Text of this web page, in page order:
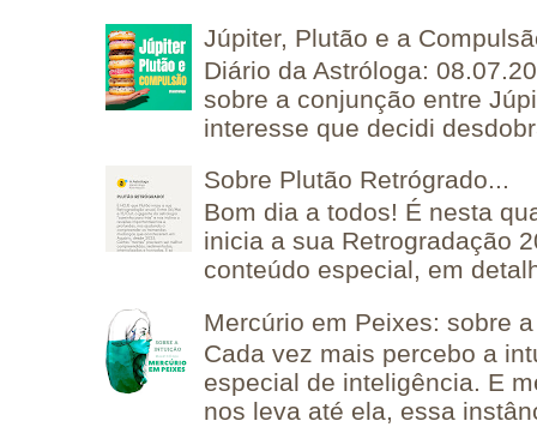
Júpiter, Plutão e a
Diário da Astróloga:
sobre a conjunção entre
interesse que decidi
Sobre Plutão Retrógrado...
Bom dia a todos! É nesta
inicia a sua Retrogradação
conteúdo especial, em
Mercúrio em Peixes: sobre
Cada vez mais percebo a
especial de inteligência. E
nos leva até ela, essa